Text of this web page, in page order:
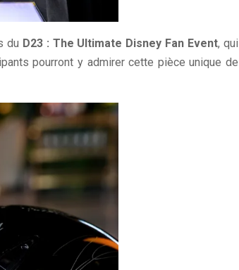
du D23 : The Ultimate Disney Fan Event, qui
pourront y admirer cette pièce unique de